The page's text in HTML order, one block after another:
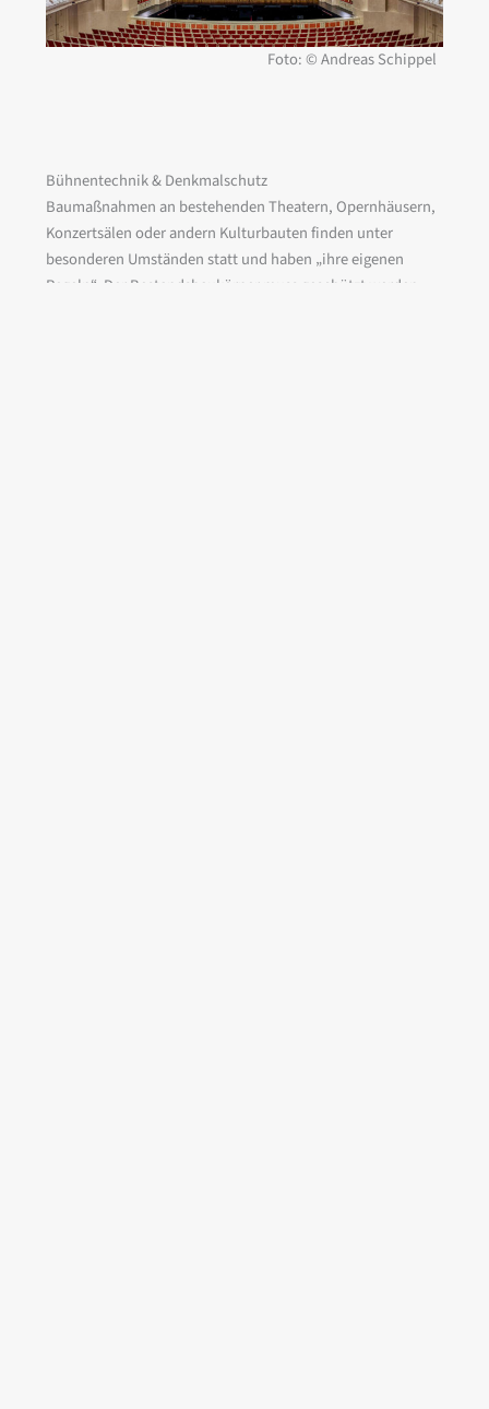
Foto: © Andreas Schippel
Bühnentechnik & Denkmalschutz
Baumaßnahmen an bestehenden Theatern, Opernhäusern,
Konzertsälen oder andern Kulturbauten finden unter
besonderen Umständen statt und haben „ihre eigenen
Regeln“. Der Bestandsbaukörper muss geschützt werden.